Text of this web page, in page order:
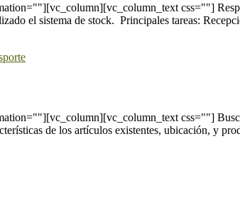
css=""]
el sistema de stock. Principales tareas:
css=""]
de los artículos existentes, ubicación, y